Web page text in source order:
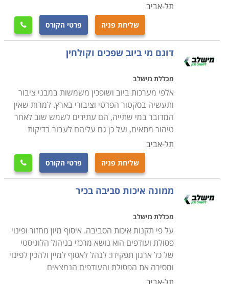
תל-אביב
שליחת פניה פרטי הקורס 
דוגם מי ביוב שפכים וקולחין
מכללת מישלב
אלפי מערכות ביוב ושופכין משמשות במבני ציבור
ותעשיה בסקטור הפרטי וציבורי בארץ. למרות שאין
המדובר במי שתייה, הם עתידים לשמש שוב לאחר
טיהור מתאים, ועל כן גם עליהם לעבור בדיקות
תל-אביב
שליחת פניה פרטי הקורס 
ממונה איכות סביבה בכיר
מכללת מישלב
על פי תקנות איכות הסביבה. איסוף מיון מחזור ופינוי
פסולת ועודפים הוא נושא מרכזי בניהול הלוגיסטי
של כל ארגון תפקידו: לנהל לאסוף למיין ולהכין לפינוי
ומסירה את הפסולת והעודפים הנמצאים